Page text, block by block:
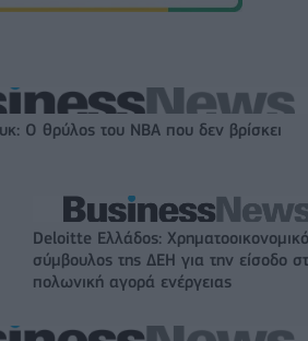
Ο θρύλος του NBA που δεν βρίσκει
Deloitte Ελλάδος:
σύμβουλος της ΔΕΗ για την είσοδο
πολωνική αγορά ενέργειας